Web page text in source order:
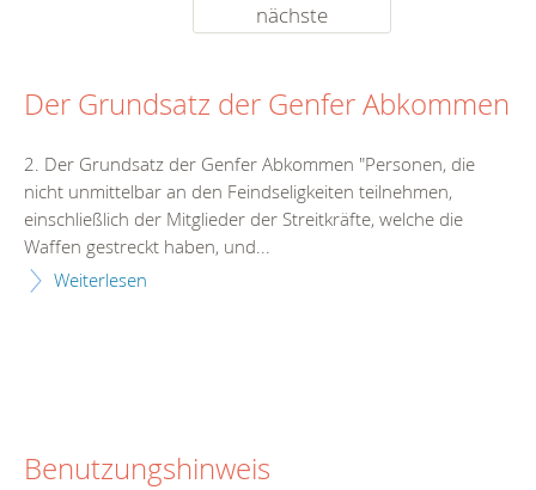
nächste
Der Grundsatz der Genfer Abkommen
2. Der Grundsatz der Genfer Abkommen "Personen, die
nicht unmittelbar an den Feindseligkeiten teilnehmen,
einschließlich der Mitglieder der Streitkräfte, welche die
Waffen gestreckt haben, und...
Weiterlesen
Benutzungshinweis